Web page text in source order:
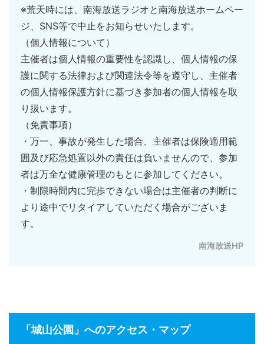
※荒天時には、南海放送ラジオと南海放送ホームペー
ジ、SNS等で中止をお知らせいたします。
（個人情報について）
主催者は個人情報の重要性を認識し、個人情報の保
護に関する法律および関連法令等を遵守し、主催者
の個人情報保護方針に基づき参加者の個人情報を取
り扱います。
（免責事項）
・万一、事故が発生した場合、主催者は保険適用範
囲及び応急処置以外の責任は負いませんので、参加
者は万全な健康管理のもとに参加してください。
・制限時間内に完歩できない場合は主催者の判断に
より途中でリタイアしていただく場合がございま
す。
南海放送HP
「城山公園」へのアクセス・マップ